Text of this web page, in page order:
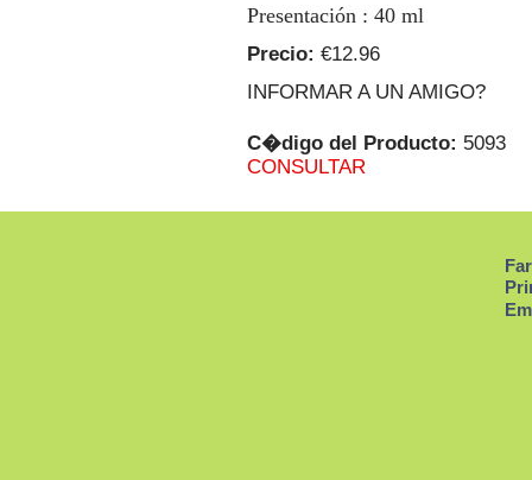
Presentación : 40 ml
Precio: €12.96
INFORMAR A UN AMIGO?
C�digo del Producto: 5093
CONSULTAR